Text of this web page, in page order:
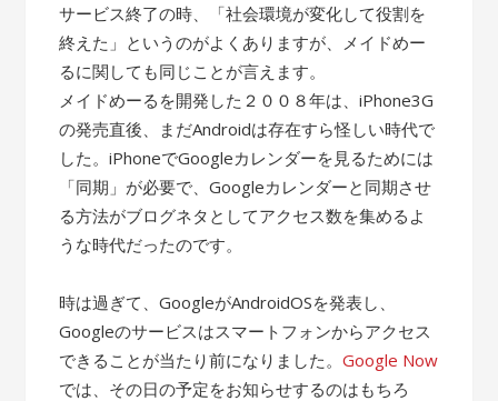
サービス終了の時、「社会環境が変化して役割を
終えた」というのがよくありますが、メイドめー
るに関しても同じことが言えます。
メイドめーるを開発した２００８年は、iPhone3G
の発売直後、まだAndroidは存在すら怪しい時代で
した。iPhoneでGoogleカレンダーを見るためには
「同期」が必要で、Googleカレンダーと同期させ
る方法がブログネタとしてアクセス数を集めるよ
うな時代だったのです。
時は過ぎて、GoogleがAndroidOSを発表し、
Googleのサービスはスマートフォンからアクセス
できることが当たり前になりました。Google Now
では、その日の予定をお知らせするのはもちろ